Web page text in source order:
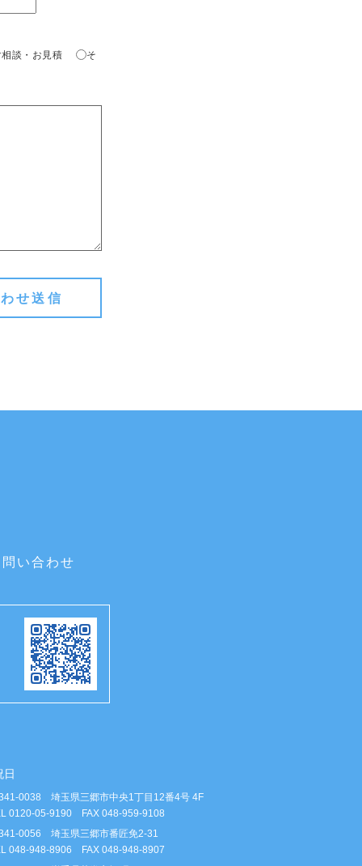
談・お見積 そ
い合わせ
日
0038 埼玉県三郷市中央1丁目12番4号 4F
0120-05-9190 FAX 048-959-9108
0056 埼玉県三郷市番匠免2-31
048-948-8906 FAX 048-948-8907